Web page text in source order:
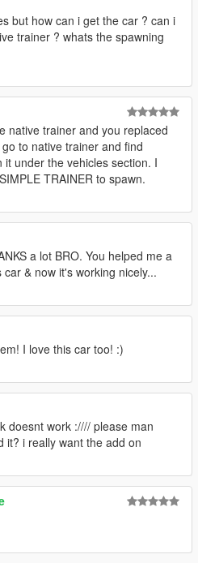
but how can i get the car ? can i
trainer ? whats the spawning
native trainer and you replaced
to native trainer and find
it under the vehicles section. I
TRAINER to spawn.
a lot BRO. You helped me a
& now it's working nicely...
I love this car too! :)
doesnt work ://// please man
it? i really want the add on